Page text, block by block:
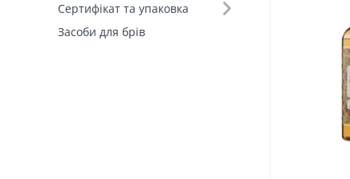
Сертифікат та упаковка
Засоби для брів